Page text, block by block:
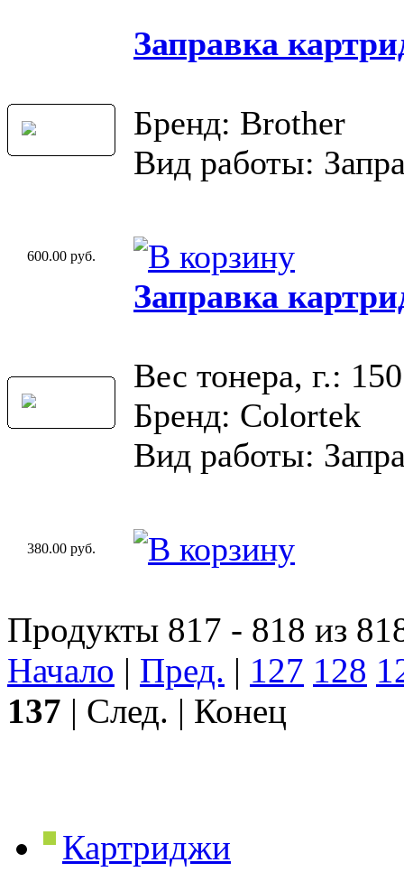
Заправка
Бренд: Brother
Вид работы:
600.00 руб.
Заправка
Вес тонера, г.: 150
Бренд: Colortek
Вид работы:
380.00 руб.
Продукты 817 - 818 из
Начало | Пред. | 127 128
137 | След. | Конец
Картриджи